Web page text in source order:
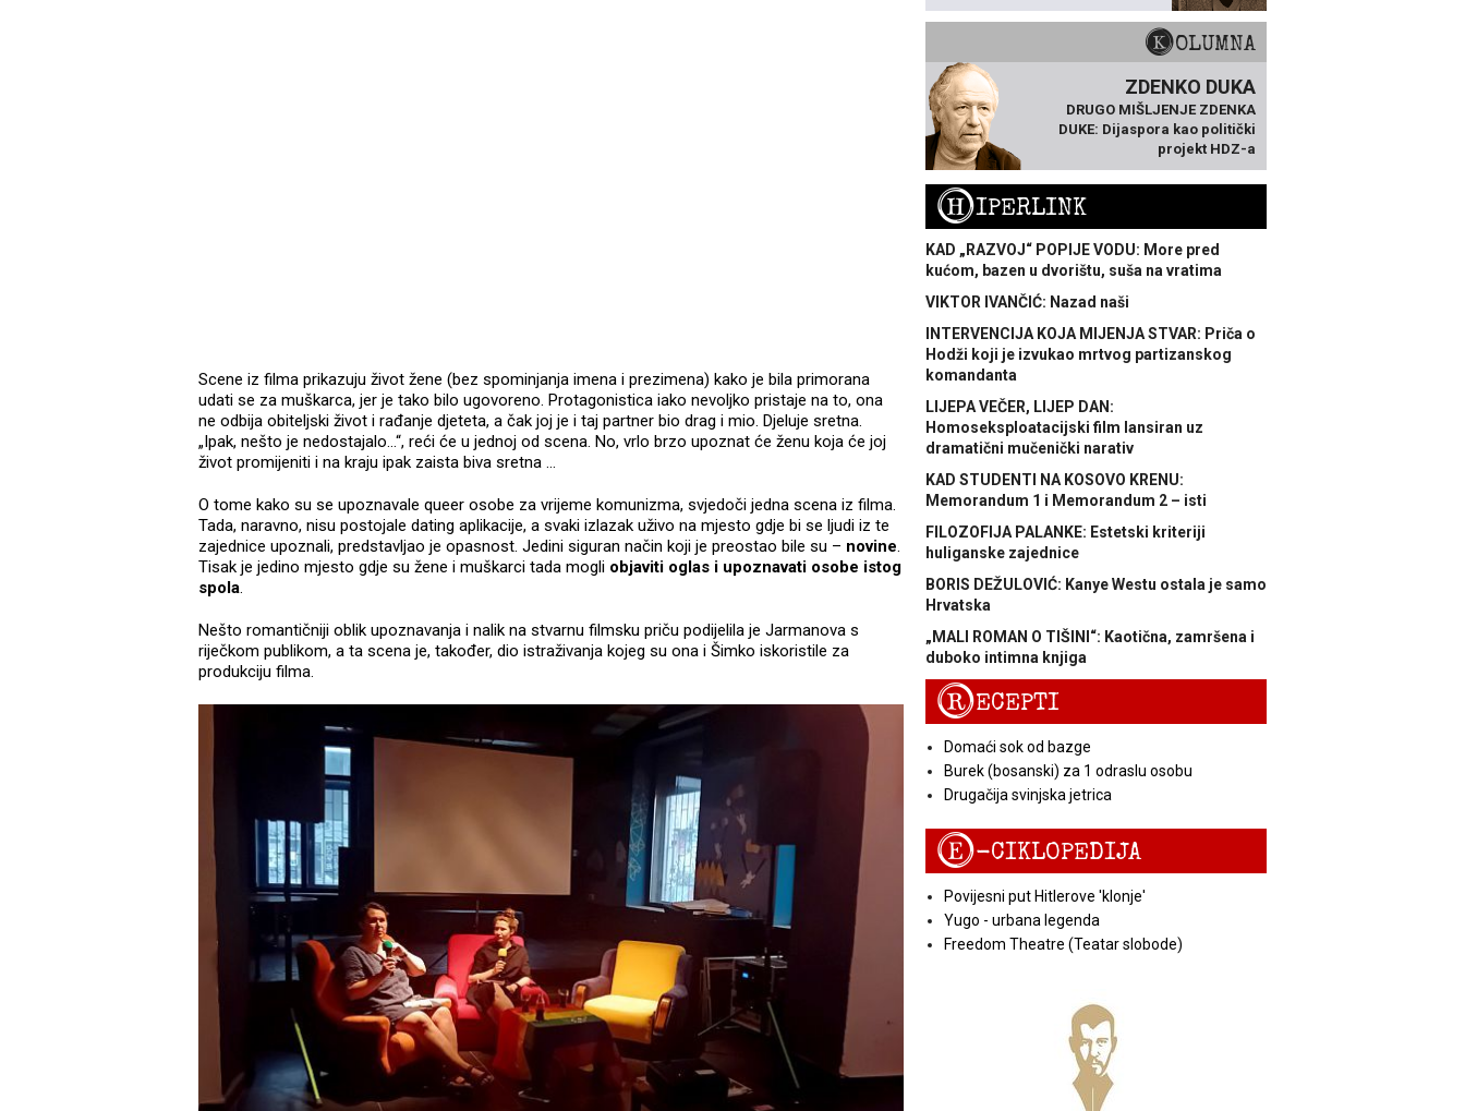
Scene iz filma prikazuju život žene (bez spominjanja imena i prezimena) kako je bila primorana
udati se za muškarca, jer je tako bilo ugovoreno. Protagonistica iako nevoljko pristaje na to, ona
ne odbija obiteljski život i rađanje djeteta, a čak joj je i taj partner bio drag i mio. Djeluje sretna.
„Ipak, nešto je nedostajalo…“, reći će u jednoj od scena. No, vrlo brzo upoznat će ženu koja će joj
život promijeniti i na kraju ipak zaista biva sretna …
O tome kako su se upoznavale queer osobe za vrijeme komunizma, svjedoči jedna scena iz filma.
Tada, naravno, nisu postojale dating aplikacije, a svaki izlazak uživo na mjesto gdje bi se ljudi iz te
zajednice upoznali, predstavljao je opasnost. Jedini siguran način koji je preostao bile su – novine.
Tisak je jedino mjesto gdje su žene i muškarci tada mogli objaviti oglas i upoznavati osobe istog
spola.
Nešto romantičniji oblik upoznavanja i nalik na stvarnu filmsku priču podijelila je Jarmanova s
riječkom publikom, a ta scena je, također, dio istraživanja kojeg su ona i Šimko iskoristile za
produkciju filma.
KOLUMNA
ZDENKO DUKA
DRUGO MIŠLJENJE ZDENKA
DUKE: Dijaspora kao politički
projekt HDZ-a
HIPERLINK
KAD „RAZVOJ“ POPIJE VODU: More pred
kućom, bazen u dvorištu, suša na vratima
VIKTOR IVANČIĆ: Nazad naši
INTERVENCIJA KOJA MIJENJA STVAR: Priča o
Hodži koji je izvukao mrtvog partizanskog
komandanta
LIJEPA VEČER, LIJEP DAN:
Homoseksploatacijski film lansiran uz
dramatični mučenički narativ
KAD STUDENTI NA KOSOVO KRENU:
Memorandum 1 i Memorandum 2 – isti
FILOZOFIJA PALANKE: Estetski kriteriji
huliganske zajednice
BORIS DEŽULOVIĆ: Kanye Westu ostala je samo
Hrvatska
„MALI ROMAN O TIŠINI“: Kaotična, zamršena i
duboko intimna knjiga
RECEPTI
Domaći sok od bazge
Burek (bosanski) za 1 odraslu osobu
Drugačija svinjska jetrica
E-CIKLOPEDIJA
Povijesni put Hitlerove 'klonje'
Yugo - urbana legenda
Freedom Theatre (Teatar slobode)